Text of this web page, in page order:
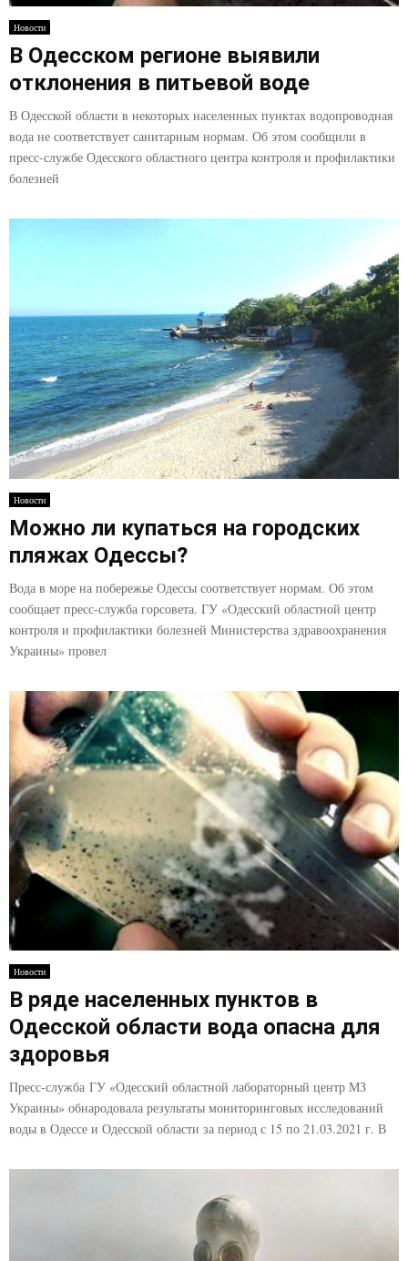
E
N
U
Новости
В Одесском регионе выявили
отклонения в питьевой воде
В Одесской области в некоторых населенных пунктах водопроводная
вода не соответствует санитарным нормам. Об этом сообщили в
пресс-службе Одесского областного центра контроля и профилактики
болезней
Новости
Можно ли купаться на городских
пляжах Одессы?
Вода в море на побережье Одессы соответствует нормам. Об этом
сообщает пресс-служба горсовета. ГУ «Одесский областной центр
контроля и профилактики болезней Министерства здравоохранения
Украины» провел
Новости
В ряде населенных пунктов в
Одесской области вода опасна для
здоровья
Пресс-служба ГУ «Одесский областной лабораторный центр МЗ
Украины» обнародовала результаты мониторинговых исследований
воды в Одессе и Одесской области за период с 15 по 21.03.2021 г. В